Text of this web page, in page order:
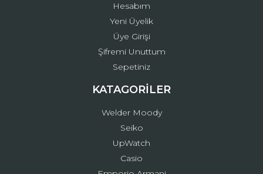
Hesabım
Yeni Üyelik
Üye Girişi
Şifremi Unuttum
Sepetiniz
KATAGORİLER
Welder Moody
Seiko
UpWatch
Casio